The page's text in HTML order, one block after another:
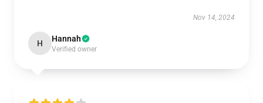
Nov 14, 2024
H Hannah
Verified owner